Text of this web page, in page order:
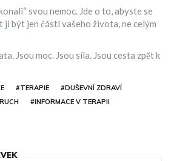
svou nemoc. Jde o to, abyste se
ji být jen částí vašeho života, ne celým
Jsou moc. Jsou síla. Jsou cesta zpět k
#TERAPIE
#DUŠEVNÍ ZDRAVÍ
#INFORMACE V TERAPII